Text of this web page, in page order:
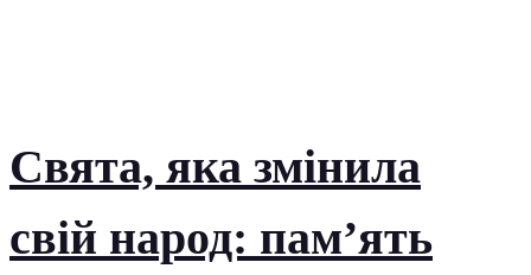
Свята, яка змінила
свій народ: пам’ять